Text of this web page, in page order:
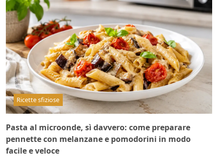
Ricette sfiziose
Pasta al microonde, sì davvero: come preparare
pennette con melanzane e pomodorini in modo
facile e veloce